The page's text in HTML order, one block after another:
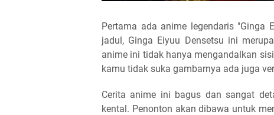
Pertama ada anime legendaris "Ginga
jadul, Ginga Eiyuu Densetsu ini
anime ini tidak hanya mengandalkan
kamu tidak suka gambarnya ada juga
Cerita anime ini bagus dan sangat
kental. Penonton akan dibawa untuk